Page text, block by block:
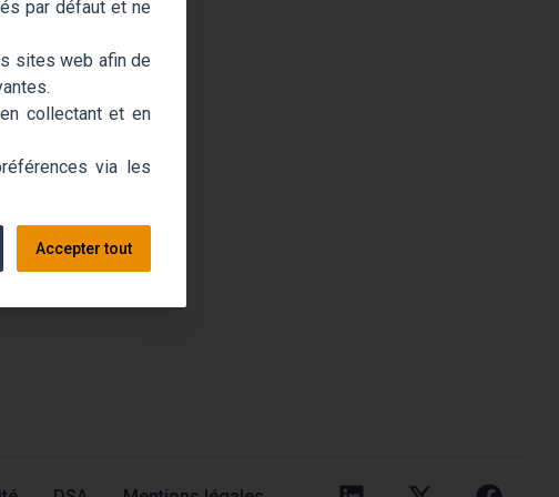
par défaut et ne
sites web afin de
collectant et en
via les
Accepter tout